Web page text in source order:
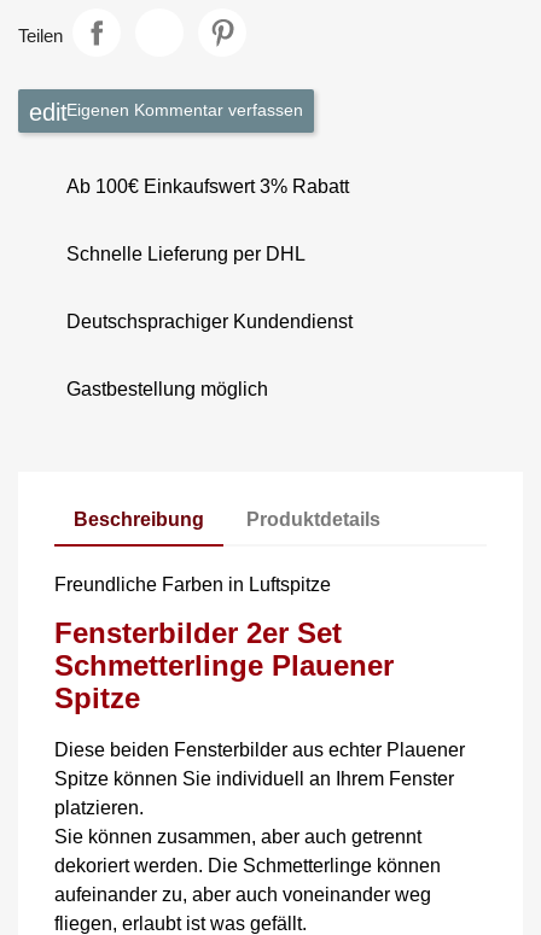
Teilen
Eigenen Kommentar verfassen
Ab 100€ Einkaufswert 3% Rabatt
Schnelle Lieferung per DHL
Deutschsprachiger Kundendienst
Gastbestellung möglich
Beschreibung Produktdetails
Freundliche Farben in Luftspitze
Fensterbilder 2er Set
Schmetterlinge Plauener
Spitze
Diese beiden Fensterbilder aus echter Plauener
Spitze können Sie individuell an Ihrem Fenster
platzieren.
Sie können zusammen, aber auch getrennt
dekoriert werden. Die Schmetterlinge können
aufeinander zu, aber auch voneinander weg
fliegen, erlaubt ist was gefällt.